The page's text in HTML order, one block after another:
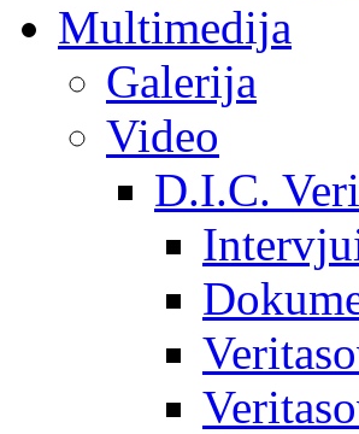
Multimedija
Galerija
Video
D.I.C.